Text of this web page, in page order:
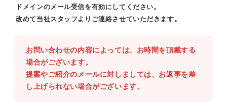
ドメインのメール受信を有効にしてください。
改めて当社スタッフよりご連絡させていただきます。
お問い合わせの内容によっては、お時間を頂戴する
場合がございます。
提案やご紹介のメールに対しましては、お返事を差
し上げられない場合がございます。